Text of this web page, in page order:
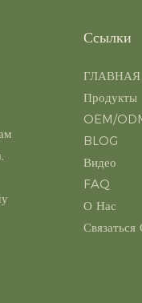
Ссылки
ГЛАВНАЯ
Продукты
OEM/
BLOG
Видео
FAQ
О Нас